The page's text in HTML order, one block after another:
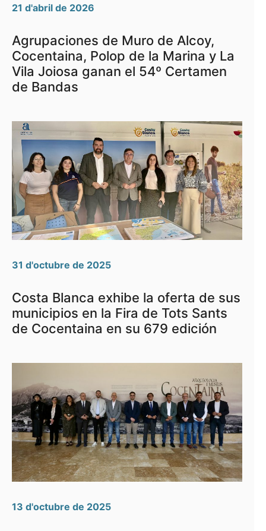
21 d'abril de 2026
Agrupaciones de Muro de Alcoy,
Cocentaina, Polop de la Marina y La
Vila Joiosa ganan el 54º Certamen
de Bandas
31 d'octubre de 2025
Costa Blanca exhibe la oferta de sus
municipios en la Fira de Tots Sants
de Cocentaina en su 679 edición
13 d'octubre de 2025